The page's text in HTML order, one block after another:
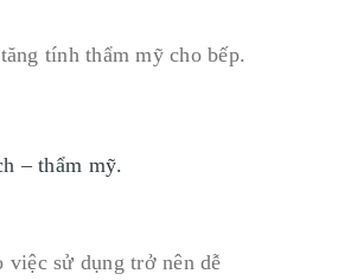
tính thẩm mỹ cho bếp.
– thẩm mỹ.
sử dụng trở nên dễ